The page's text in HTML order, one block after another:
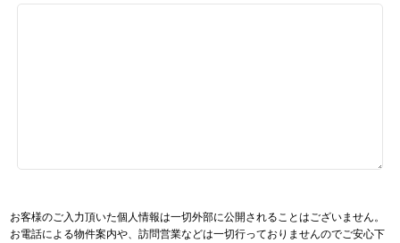
お客様のご入力頂いた個人情報は一切外部に公開されることはございません。
お電話による物件案内や、訪問営業などは一切行っておりませんのでご安心下